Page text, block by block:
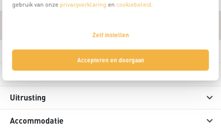
gebruik van onze privacyverklaring en cookiebeleid.
Zelf instellen
Accepteren en doorgaan
Deelname eis
Reisleiding
Uitrusting
Accommodatie